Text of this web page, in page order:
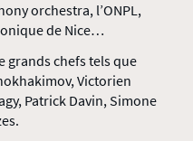
orchestra, l’ONPL,
de Nice…
grands chefs tels que
Victorien
Patrick Davin, Simone